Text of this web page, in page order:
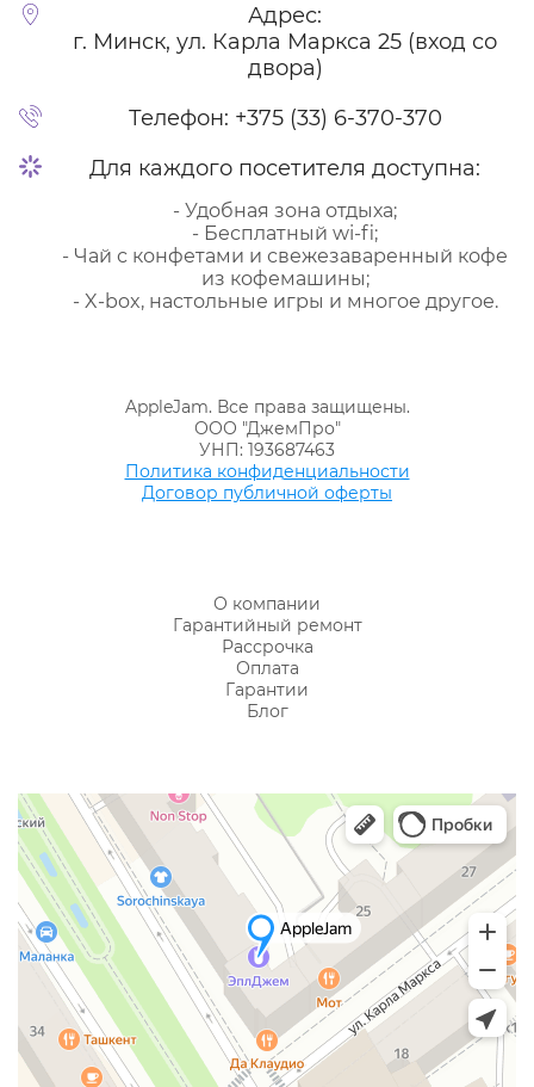
Адрес:
г. Минск, ул. Карла Маркса 25 (вход со
двора)
Телефон: +375 (33) 6-370-370
Для каждого посетителя доступна:
- Удобная зона отдыха;
- Бесплатный wi-fi;
- Чай с конфетами и свежезаваренный кофе
из кофемашины;
- X-box, настольные игры и многое другое.
AppleJam. Все права защищены.
ООО "ДжемПро"
УНП: 193687463
Политика конфиденциальности
Договор публичной оферты
О компании
Гарантийный ремонт
Рассрочка
Оплата
Гарантии
Блог